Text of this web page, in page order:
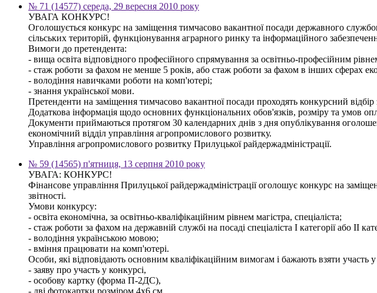
№ 71 (14577) середа, 29 вересня 2010 року
УВАГА КОНКУРС!
Оголошується конкурс на заміщення тимчасово вакантної посади державного
сільських територій, функціонування аграрного ринку та інформаційного
Вимоги до претендента:
- вища освіта відповідного професійного спрямування за освітньо-професійним
- стаж роботи за фахом не менше 5 років, або стаж роботи за фахом в інших сферах
- володіння навичками роботи на комп'ютері;
- знання української мови.
Претенденти на заміщення тимчасово вакантної посади проходять конкурсний відбір
Додаткова інформація щодо основних функціональних обов'язків, розміру та умов
Документи приймаються протягом 30 календарних днів з дня опублікування
економічний відділ управління агропромислового розвитку.
Управління агропромислового розвитку Прилуцької райдержадміністрації.
№ 59 (14565) п'ятниця, 13 серпня 2010 року
УВАГА: КОНКУРС!
Фінансове управління Прилуцької райдержадміністрації оголошує конкурс на
звітності.
Умови конкурсу:
- освіта економічна, за освітньо-кваліфікаційним рівнем магістра, спеціаліста;
- стаж роботи за фахом на державній службі на посаді спеціаліста І категорії або
- володіння українською мовою;
- вміння працювати на комп'ютері.
Особи, які відповідають основним кваліфікаційним вимогам і бажають взяти участь
- заяву про участь у конкурсі,
- особову картку (форма П-2ДС),
- дві фотокартки розміром 4х6 см,